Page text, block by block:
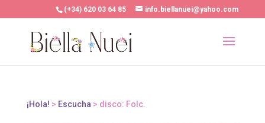
(+34) 620 03 64 85 info.biellanuei@yahoo.com
¡Hola! > Escucha > disco: Folc.